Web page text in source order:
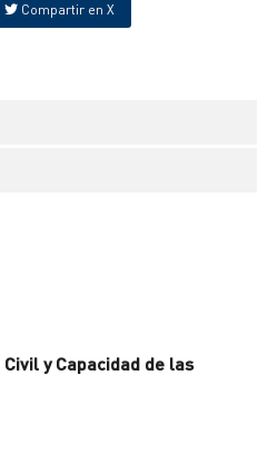
Compartir en X
y Capacidad de las